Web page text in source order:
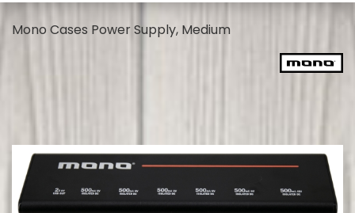
‍Mono Cases Power Supply, Medium